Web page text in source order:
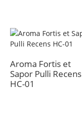
Aroma Fortis et
Sapor Pulli Recens
HC-01